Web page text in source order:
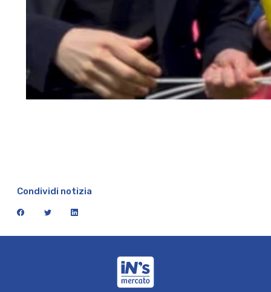
Condividi notizia
facebook twitter linkedin